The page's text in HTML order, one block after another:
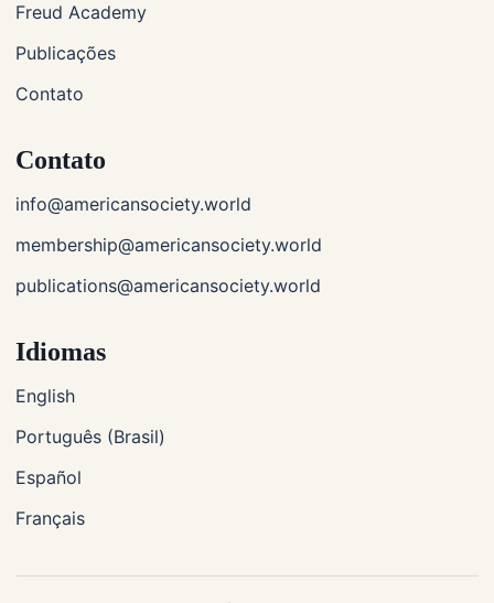
Freud Academy
Publicações
Contato
Contato
info@americansociety.world
membership@americansociety.world
publications@americansociety.world
Idiomas
English
Português (Brasil)
Español
Français